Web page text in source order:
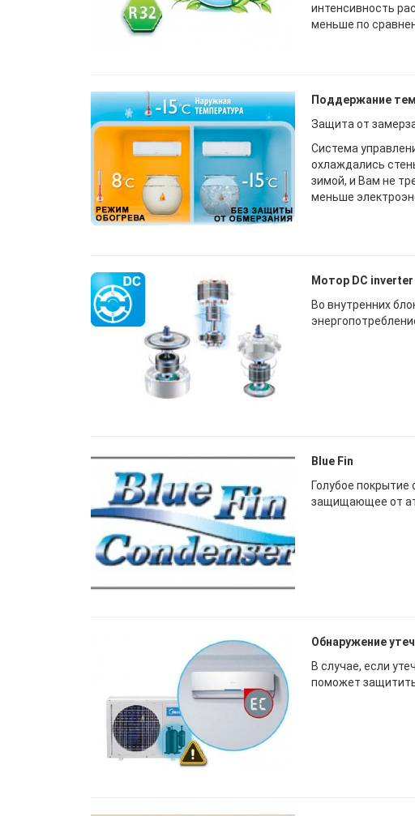
интенсивность
меньше по
Поддержание
Защита от
Система
охлаждались
зимой, и Вам не
меньше
Мотор DC inverter
Во внутренних
Blue Fin
Голубое
защищающее от
Обнаружение
В случае, если
поможет